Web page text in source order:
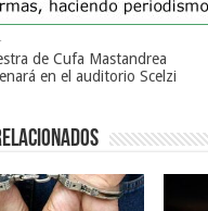
de Cufa Mastandrea
en el auditorio Scelzi